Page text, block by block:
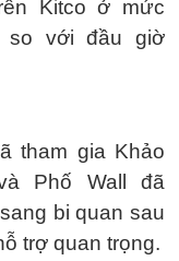
Kitco ở mức
so với đầu giờ
tham gia Khảo
Phố Wall đã
bi quan sau
trợ quan trọng.